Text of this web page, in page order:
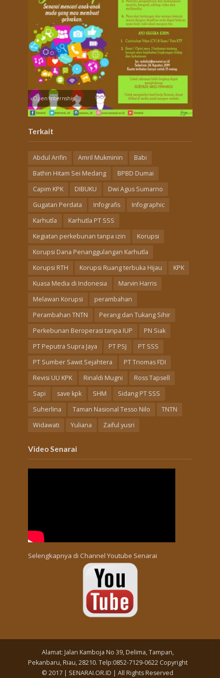
Open Internship
Terkait
Abdul Arifin Amril Mukminin
Babi
Bathin Hitam Sei Medang
BPBD Dumai
Capim KPK
DIBUKU
Dwi Agus Sumarno
Gugatan Perdata
Infografis
Infographic
Karhutla
Karhutla PT SSS
Kegiatan perkebunan tanpa izin
Korupsi
Korupsi Dana Penanggulangan Karhutla
Korupsi RTH
Korupsi Ruang terbuka Hijau
KPK
Kuasa Media di Indonesia
Marvin Harris
Melawan Korupsi
perambahan
Perambahan TNTN
Perang dan Tukang Sihir
Perkebunan Beroperasi tanpa IUP
PN Siak
PT Peputra Supra Jaya
PT PSJ
PT SSS
PT Sumber Sawit Sejahtera
PT Triomas FDI
Revisi UU KPK
Rinaldi Mugni
Ross Tapsell
Sapi
save kpk SHM
Sidang PT SSS
Suherlina
Taman Nasional Tesso Nilo
TNTN
Widawati
Yuliana Zaiful yusri
Video Senarai
Selengkapnya di Channel Youtube Senarai
Alamat: Jalan Kamboja No 39, Delima, Tampan,
Pekanbaru, Riau, 28210. Telp:0852-7129-0622 Copyright
© 2017 | SENARAI.OR.ID | All Rights Reserved